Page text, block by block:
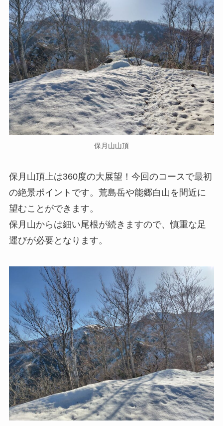
保月山山頂
保月山頂上は360度の大展望！今回のコースで最初
の絶景ポイントです。荒島岳や能郷白山を間近に
望むことができます。
保月山からは細い尾根が続きますので、慎重な足
運びが必要となります。